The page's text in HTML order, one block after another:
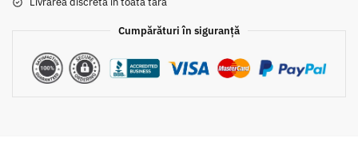
Cumpărături în siguranță